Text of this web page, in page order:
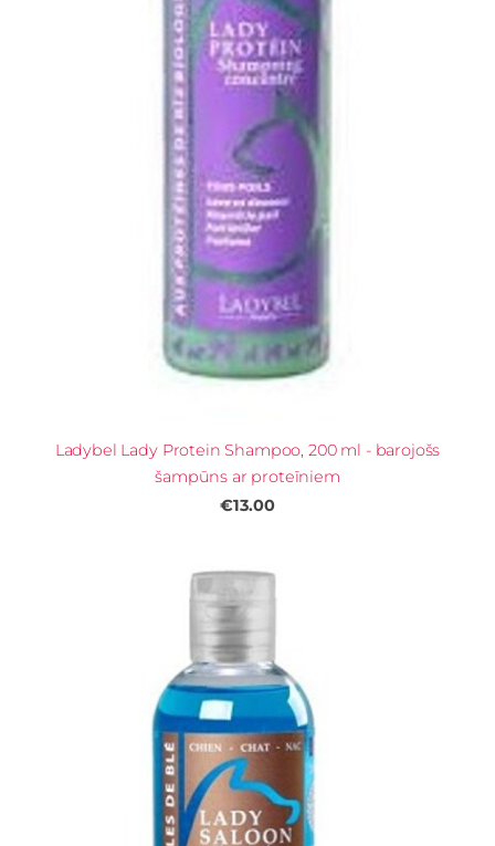
Ladybel Lady Protein Shampoo, 200 ml - barojošs
šampūns ar proteīniem
€13.00